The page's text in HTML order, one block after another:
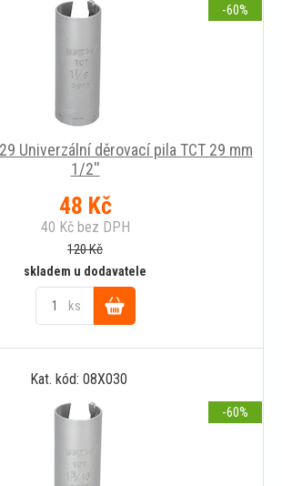
Univerzální děrovací pila TCT 29 mm
1/2''
48 Kč
40 Kčbez DPH
120Kč
skladem u dodavatele
ks
Do
košíku
-60
Kat. kód: 08X030
-60